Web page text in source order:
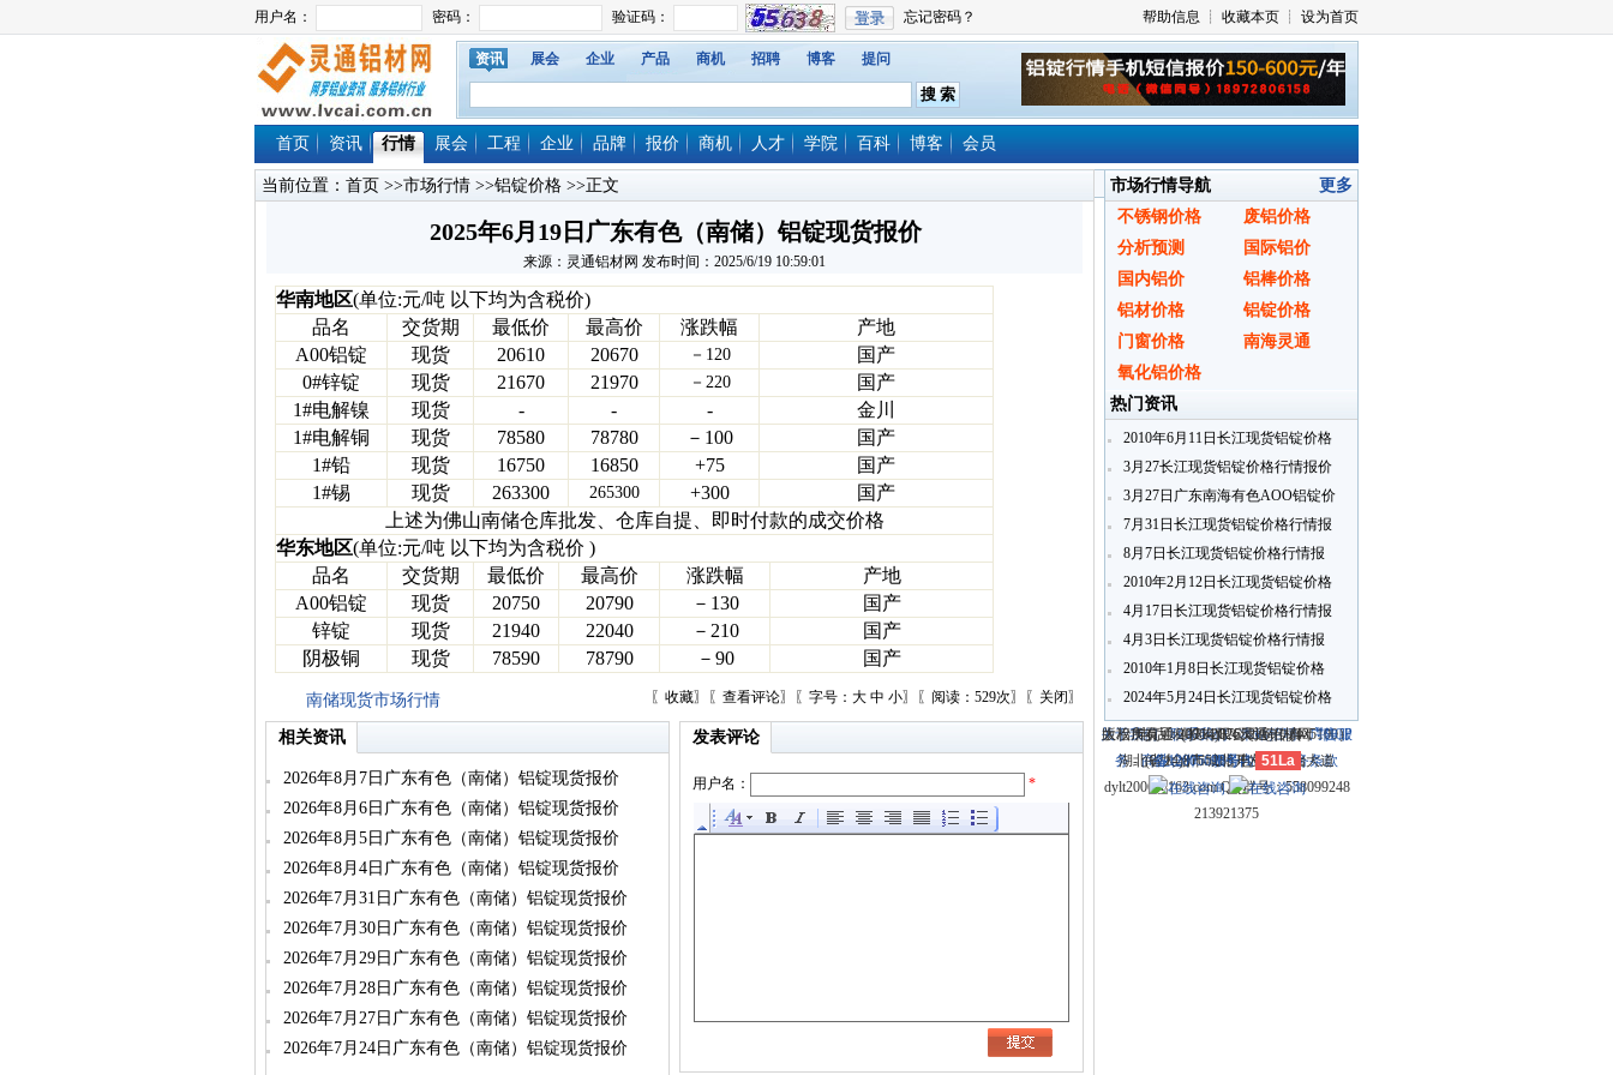
资讯 展会 企业 产品 商机 招聘 博客 提问
首页 资讯 行情 展会 工程 企业 品牌 报价 商机 人才 学院 百科 博客 会员
当前位置： 首页 >>市场行情 >>铝锭价格 >>正文
2025年6月19日广东有色（南储）铝锭现货报价
来源：灵通铝材网 发布时间：2025/6/19 10:59:01
华南地区(单位:元/吨 以下均为含税价)
品名
交货期 最低价 最高价 涨跌幅
产地
A00铝锭
现货 20610 20670 －120
国产
0#锌锭
现货 21670 21970 －220
国产
1#电解镍
现货 - - -
金川
1#电解铜
现货 78580 78780 －100
国产
1#铅
现货 16750 16850 +75
国产
1#锡
现货 263300 265300 +300
国产
上述为佛山南储仓库批发、仓库自提、即时付款的成交价格
华东地区(单位:元/吨 以下均为含税价 )
品名
交货期 最低价 最高价 涨跌幅
产地
A00铝锭
现货 20750 20790 －130
国产
锌锭
现货 21940 22040 －210
国产
阴极铜
现货 78590 78790 －90 国产
南储现货市场行情 〖 收藏〗〖 查看评论〗〖字号： 大 中 小〗〖阅读：529次〗〖 关闭〗
相关资讯
2026年8月7日广东有色（南储）铝锭现货报价
2026年8月6日广东有色（南储）铝锭现货报价
2026年8月5日广东有色（南储）铝锭现货报价
2026年8月4日广东有色（南储）铝锭现货报价
2026年7月31日广东有色（南储）铝锭现货报价
2026年7月30日广东有色（南储）铝锭现货报价
2026年7月29日广东有色（南储）铝锭现货报价
2026年7月28日广东有色（南储）铝锭现货报价
2026年7月27日广东有色（南储）铝锭现货报价
2026年7月24日广东有色（南储）铝锭现货报价
发表评论
用户名： *
市场行情导航
更多
不锈钢价格
废铝价格
分析预测
国际铝价
国内铝价
铝棒价格
铝材价格
铝锭价格
门窗价格
南海灵通
氧化铝价格
热门资讯
2010年6月11日长江现货铝锭价格
行情报价
3月27长江现货铝锭价格行情报价
3月27日广东南海有色AOO铝锭价
7月31日长江现货铝锭价格行情报
8月7日长江现货铝锭价格行情报
2010年2月12日长江现货铝锭价格
行情报价
4月17日长江现货铝锭价格行情报
4月3日长江现货铝锭价格行情报
2010年1月8日长江现货铝锭价格
行情报价
2024年5月24日长江现货铝锭价格
行情报价
关于我们-联系我们-本站招聘-广告服
务- 商业合作-服务内容-服务条款
电话：(0714)8765286 传真：
(0714)8765285 电子邮件：
dylt2006@163.com QQ群号：558099248
213921375
大冶市灵通科技有限公司 @ （435100）
湖北省大冶市城北开发区新冶大道
版权所有 © 2006-2026灵通铝材网鄂ICP
备12005698号-1
51La